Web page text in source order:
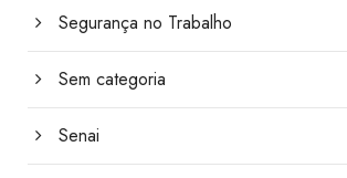
Segurança no Trabalho
Sem categoria
Senai